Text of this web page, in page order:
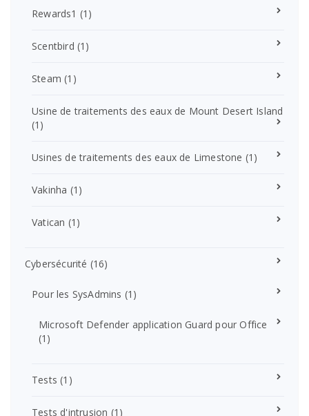
Rewards1 (1)
Scentbird (1)
Steam (1)
Usine de traitements des eaux de Mount Desert Island
(1)
Usines de traitements des eaux de Limestone (1)
Vakinha (1)
Vatican (1)
Cybersécurité (16)
Pour les SysAdmins (1)
Microsoft Defender application Guard pour Office
(1)
Tests (1)
Tests d'intrusion (1)